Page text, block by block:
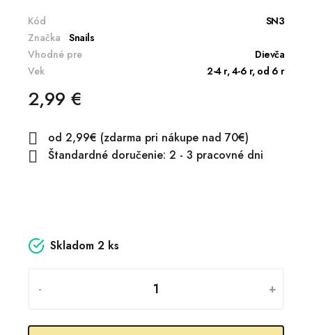
Kód
SN3
Značka
Snails
Vhodné pre
Dievča
Vek
2-4 r, 4-6 r, od 6 r
2,99 €
 od 2,99€ (zdarma pri nákupe nad 70€)
 Štandardné doručenie: 2 - 3 pracovné dni
Skladom 2 ks
- +